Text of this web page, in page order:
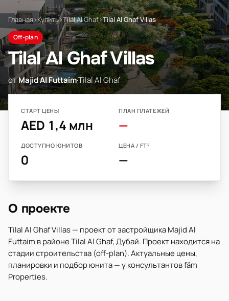
Главная›Купить›Tilal Al Ghaf›Tilal Al Ghaf Villas
Off-plan
Tilal Al Ghaf Villas
отMajid Al Futtaim·Tilal Al Ghaf
СТАРТ ЦЕНЫ
AED 1,4 млн
ПЛАН ПЛАТЕЖЕЙ
—
ДОСТУПНО ЮНИТОВ
0
ЦЕНА / FT²
—
О проекте
Tilal Al Ghaf Villas — проект от застройщика Majid Al
Futtaim в районе Tilal Al Ghaf, Дубай. Проект находится на
стадии строительства (off-plan). Актуальные цены,
планировки и подбор юнита — у консультантов fäm
Properties.